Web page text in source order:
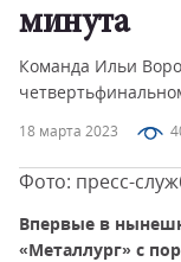
18 марта 2023
минута
Команда Ильи
Фото: пресс-
Впервые в
«Металлург» с